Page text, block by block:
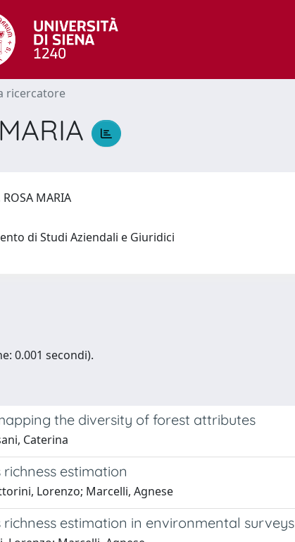
ricercatore
ROSA MARIA
di Studi Aziendali e Giuridici
0.001 secondi).
the diversity of forest attributes
Caterina
estimation
Lorenzo; Marcelli, Agnese
estimation in environmental surveys